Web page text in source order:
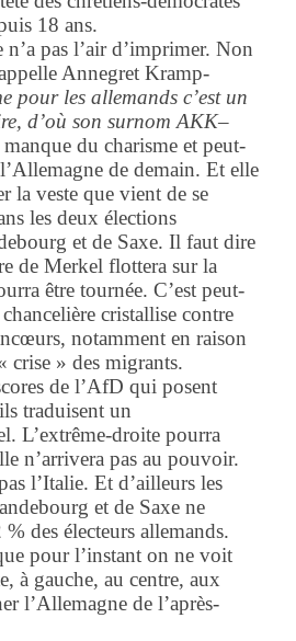
18 ans.
n’a pas l’air d’imprimer. Non
Annegret Kramp-
pour les allemands c’est un
d’où son surnom AKK–
du charisme et peut-
de demain. Et elle
la veste que vient de se
les deux élections
et de Saxe. Il faut dire
de Merkel flottera sur la
être tournée. C’est peut-
cristallise contre
notamment en raison
crise » des migrants.
de l’AfD qui posent
traduisent un
L’extrême-droite pourra
n’arrivera pas au pouvoir.
l’Italie. Et d’ailleurs les
et de Saxe ne
des électeurs allemands.
pour l’instant on ne voit
à gauche, au centre, aux
l’Allemagne de l’après-